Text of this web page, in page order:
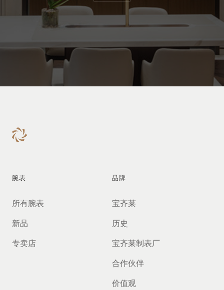
腕表
所有腕表
新品
专卖店
品牌
宝齐莱
历史
宝齐莱制表厂
合作伙伴
价值观